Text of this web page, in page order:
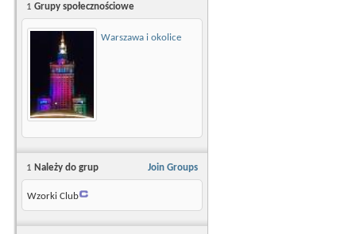
1 Grupy społecznościowe
Warszawa i okolice
Join Groups
1 Należy do grup
Wzorki Club